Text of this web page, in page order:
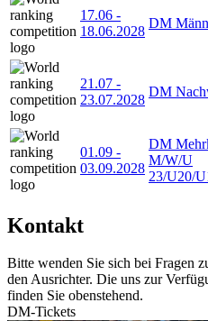
17.06 -
18.06.2028
DM
21.07 -
23.07.2028
DM
01.09 -
03.09.2028
DM
M/W/U
23/U20/
Kontakt
Bitte wenden Sie sich bei Fragen
den Ausrichter. Die uns zur
finden Sie obenstehend.
DM-Tickets